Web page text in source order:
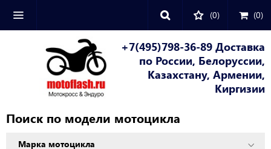
(0) (0)
+7(495)798-36-89 Доставка
по России, Белоруссии,
Казахстану, Армении,
Киргизии
Поиск по модели мотоцикла